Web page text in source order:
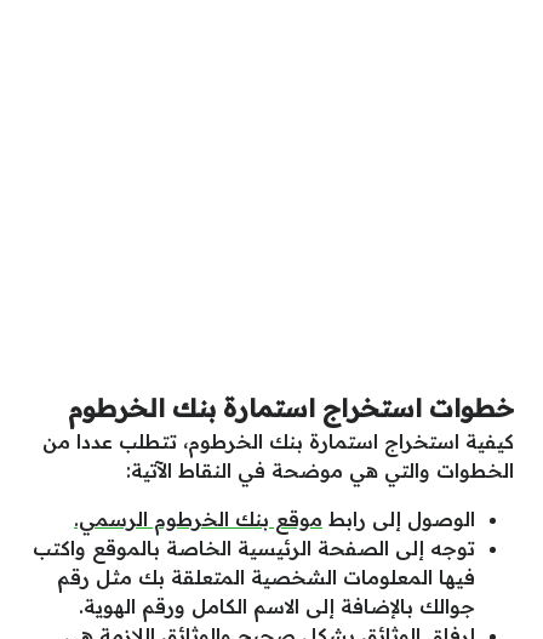
خطوات استخراج استمارة بنك الخرطوم
كيفية استخراج استمارة بنك الخرطوم، تتطلب عددا من
الخطوات والتي هي موضحة في النقاط الآتية:
الوصول إلى رابط موقع بنك الخرطوم الرسمي.
توجه إلى الصفحة الرئيسية الخاصة بالموقع واكتب
فيها المعلومات الشخصية المتعلقة بك مثل رقم
جوالك بالإضافة إلى الاسم الكامل ورقم الهوية.